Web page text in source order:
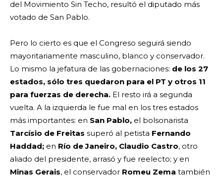
del Movimiento Sin Techo, resultó el diputado más
votado de San Pablo.
Pero lo cierto es que el Congreso seguirá siendo
mayoritariamente masculino, blanco y conservador.
Lo mismo la jefatura de las gobernaciones: de los 27
estados, sólo tres quedaron para el PT y otros 11
para fuerzas de derecha. El resto irá a segunda
vuelta. A la izquierda le fue mal en los tres estados
más importantes: en San Pablo, el bolsonarista
Tarcísio de Freitas superó al petista Fernando
Haddad; en Río de Janeiro, Claudio Castro, otro
aliado del presidente, arrasó y fue reelecto; y en
Minas Gerais, el conservador Romeu Zema también